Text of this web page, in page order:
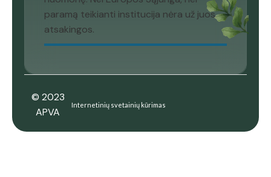
paramą teikianti institucija nėra už juos
atsakingos.
© 2023
APVA
Internetinių svetainių kūrimas